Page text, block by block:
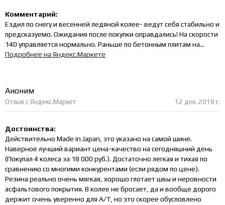
Комментарий:
Ездил по снегу и весенней ледяной колее- ведут себя стабильно и
предсказуемо. Ожидания после покупки оправдались! На скорости
140 управляется нормально. Раньше по бетонным плитам на...
Подробнее на Яндекс.Маркете
Аноним
12 дек. 2018 г.
Отзыв с Яндекс.Маркет
Достоинства:
Действительно Made in Japan, это указано на самой шине.
Наверное лучший вариант цена-качество на сегодняшний день
(Покупал 4 колеса за 18 000 руб.). Достаточно легкая и тихая по
сравнению со многими конкурентами (если рядом по цене).
Резина реально очень мягкая, хорошо глотает швы и неровности
асфальтового покрытия. В колее не бросает, да и вообще дорого
держит очень уверенно для A/T, но это скорее обусловлено